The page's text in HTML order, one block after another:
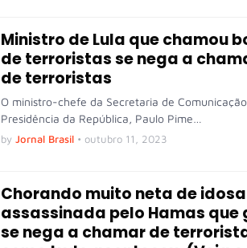
Ministro de Lula que chamou
de terroristas se nega a
de terroristas
O ministro-chefe da Secretaria de
Presidência da República, Paulo Pime…
by Jornal Brasil • outubro 11, 2023
Chorando muito neta de idosa
assassinada pelo Hamas que
se nega a chamar de